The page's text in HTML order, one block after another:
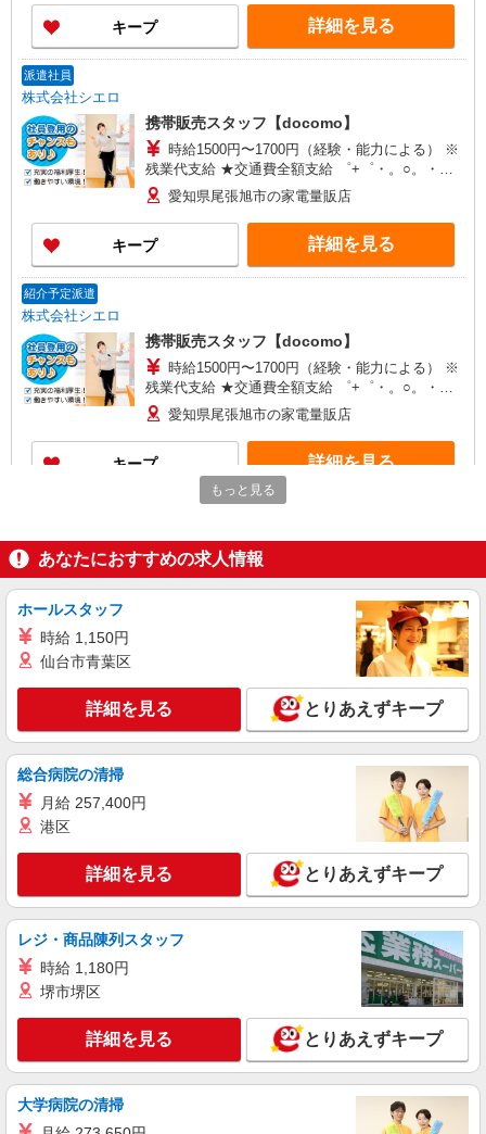
○。・゜+゜・。○。・゜+゜
キープ 詳細を見る
派遣社員
株式会社シエロ
携帯販売スタッフ【docomo】
時給1500円〜1700円（経験・能力による） ※
残業代支給 ★交通費全額支給 ゜+゜・。○。・゜
+゜・。○。・゜+゜ 入社祝い金10万円支給(規定
有) お友達を紹介頂くと, インセンティブ支給(規定
有) ★月2回払い・週払い可能（規程有）★ ゜・。
○。・゜+゜・。○。・゜+゜
愛知県尾張旭市の家電量販店
キープ 詳細を見る
紹介予定派遣
株式会社シエロ
携帯販売スタッフ【docomo】
時給1500円〜1700円（経験・能力による） ※
残業代支給 ★交通費全額支給 ゜+゜・。○。・゜
+゜・。○。・゜+゜ 入社祝い金10万円支給(規定
有) お友達を紹介頂くと, インセンティブ支給(規定
有) ★月2回払い・週払い可能（規程有）★ ゜・。
○。・゜+゜・。○。・゜+゜
愛知県尾張旭市の家電量販店
キープ 詳細を見る
携帯販売スタッフ【au】
月給273200円〜 ※残業手当別途支給 ※研修期
間6か月・時給1550円〜 ★交通費別途支給（規定
+゜・。○。・゜+゜
詳細を見る
派遣社員
株式会社シエロ
時給1500円〜1700円（経験・能力による） ※
残業代支給 ★交通費別途支給（規定あり） ゜
+゜・。○。・゜+゜・。○。・゜+゜ 入社祝い金10
万円支給(規定有) お友達を紹介頂くと, インセンテ
ィブ支給(規定有) ★月2回払い・週払い可能（規程
有）★ ゜・。○。・゜+゜・。○。・゜+゜
愛知県尾張旭市のdocomoショップ
キープ 詳細を見る
紹介予定派遣
株式会社シエロ
月給273200円〜 ※残業手当別途支給 ※研修期
間6か月・時給1550円〜 ★交通費別途支給（規定
あり） ゜+゜・。○。・゜+゜・。○。・゜+゜ 入
社祝い金10万円支給(規定有) お友達を紹介頂くと,
愛知県尾張旭市の家電量販店
詳細を見る
もっと見る
あなたにおすすめの求人情報
ホールスタッフ
時給 1,150円
仙台市青葉区
詳細を見る とりあえずキープ
総合病院の清掃
月給 257,400円
港区
詳細を見る とりあえずキープ
レジ・商品陳列スタッフ
時給 1,180円
堺市堺区
詳細を見る とりあえずキープ
大学病院の清掃